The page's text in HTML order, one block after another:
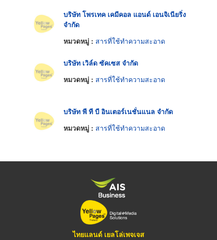
บริษัท โพรเทค เคมีคอล แอนด์ เอนจิเนียริ่ง
จำกัด
หมวดหมู่ : สารที่ใช้ทำความสะอาด
บริษัท เวิล์ด ซัคเซส จำกัด
หมวดหมู่ : สารที่ใช้ทำความสะอาด
บริษัท พี ที บี อินเตอร์เนชั่นแนล จำกัด
หมวดหมู่ : สารที่ใช้ทำความสะอาด
ไทยแลนด์ เยลโล่เพจเจส